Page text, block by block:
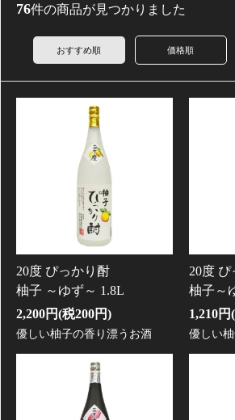
76件の商品が見つかりました
おすすめ順 価格順
20度 ぴっかり酎
柚子 ～ゆず～ 1.8L
2,200円(税200円)
優しい柚子の香り漂うお酒
20度
柚子～
1,210円
優しい